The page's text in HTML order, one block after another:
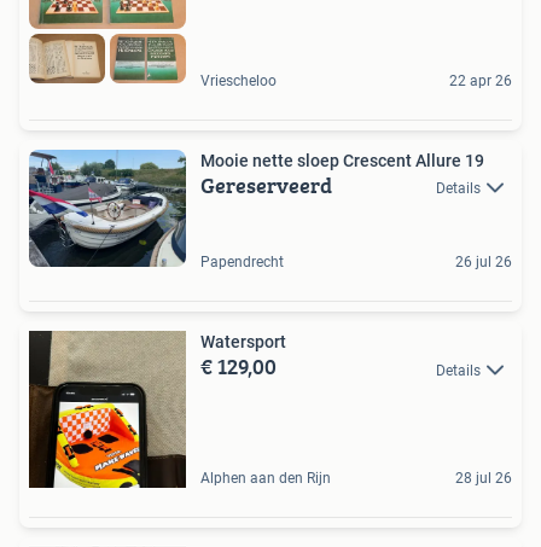
Vriescheloo 22 apr 26
Mooie nette sloep Crescent Allure 19
Gereserveerd Details
Papendrecht 26 jul 26
Watersport
€ 129,00 Details
Alphen aan den Rijn 28 jul 26